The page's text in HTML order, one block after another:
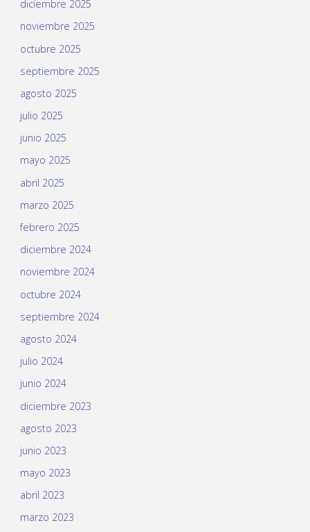
diciembre 2025
noviembre 2025
octubre 2025
septiembre 2025
agosto 2025
julio 2025
junio 2025
mayo 2025
abril 2025
marzo 2025
febrero 2025
diciembre 2024
noviembre 2024
octubre 2024
septiembre 2024
agosto 2024
julio 2024
junio 2024
diciembre 2023
agosto 2023
junio 2023
mayo 2023
abril 2023
marzo 2023